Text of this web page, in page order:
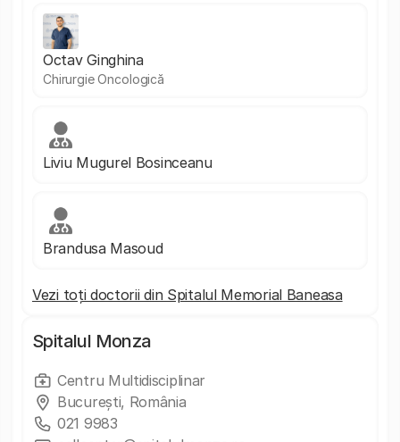
Octav Ginghina
Chirurgie Oncologică
Liviu Mugurel Bosinceanu
Brandusa Masoud
Vezi toți doctorii din Spitalul Memorial Baneasa
Spitalul Monza
Centru Multidisciplinar
Bucureşti, România
021 9983